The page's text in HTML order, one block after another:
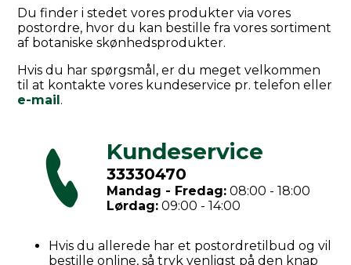
Du finder i stedet vores produkter via vores
postordre, hvor du kan bestille fra vores sortiment
af botaniske skønhedsprodukter.
Hvis du har spørgsmål, er du meget velkommen
til at kontakte vores kundeservice pr. telefon eller
e-mail.
Kundeservice
33330470
Mandag - Fredag:08:00 - 18:00
Lørdag:09:00 - 14:00
Hvis du allerede har et postordretilbud og vil
bestille online, så tryk venligst på den knap